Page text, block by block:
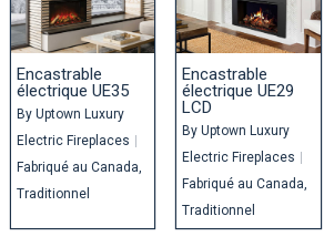
Encastrable
électrique UE35
By Uptown Luxury
Electric Fireplaces |
Fabriqué au Canada
Traditionnel
Encastrable
électrique UE29
LCD
ByUptown Luxury
Electric Fireplaces |
Fabriqué au Canada
Traditionnel